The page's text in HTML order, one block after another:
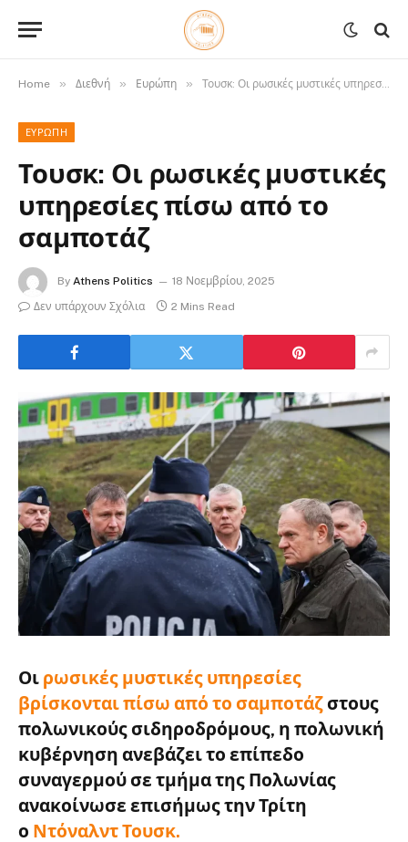
Home » Διεθνή » Ευρώπη » Τουσκ: Οι ρωσικές μυστικές υπηρεσίες πίσω από το σαμποτάζ
ΕΥΡΏΠΗ
Τουσκ: Οι ρωσικές μυστικές
υπηρεσίες πίσω από το
σαμποτάζ
By Athens Politics
18 Νοεμβρίου, 2025
Δεν υπάρχουν Σχόλια
2 Mins Read
Οι ρωσικές μυστικές υπηρεσίες
βρίσκονται πίσω από το σαμποτάζστους
πολωνικούς σιδηροδρόμους, η πολωνική
κυβέρνηση ανεβάζει το επίπεδο
συναγερμούσε τμήμα της Πολωνίας
ανακοίνωσε επισήμως την Τρίτη
ο Ντόναλντ Τουσκ.